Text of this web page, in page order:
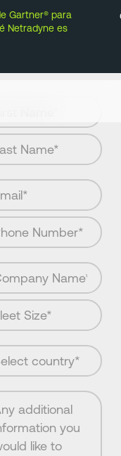
Gartner® para
Netradyne es